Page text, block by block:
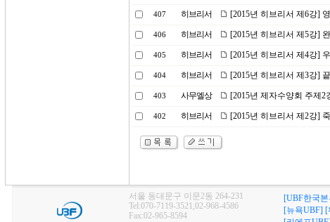
407 히브리서 [2015년 히브리서 제6강]
406 히브리서 [2015년 히브리서 제5강]
405 히브리서 [2015년 히브리서 제4강]
404 히브리서 [2015년 히브리서 제3강]
403 사무엘상 [2015년 제자수양회 주제
402 히브리서 [2015년 히브리서 제2강]
서울 동대문구 이문2동 264-231
Tel:070-7119-3521,02-968-4586
Fax:02-965-8594
[UBF한국본
[뉴욕UBF] [